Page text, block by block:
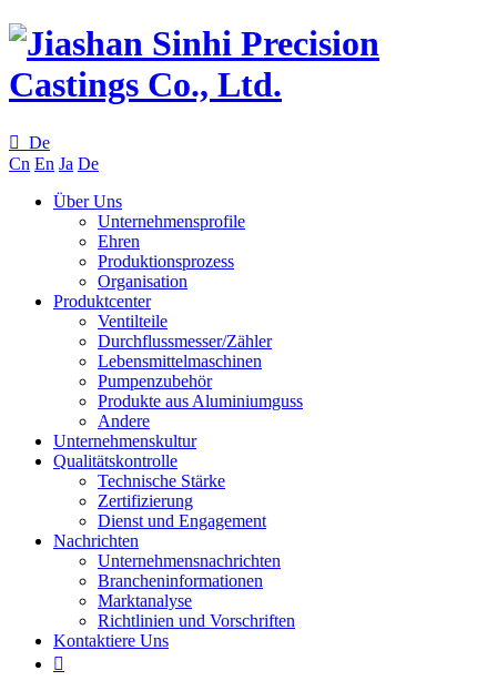
 De
Cn En Ja De
Über Uns
Unternehmensprofile
Ehren
Produktionsprozess
Organisation
Produktcenter
Ventilteile
Durchflussmesser/Zähler
Lebensmittelmaschinen
Pumpenzubehör
Produkte aus Aluminiumguss
Andere
Unternehmenskultur
Qualitätskontrolle
Technische Stärke
Zertifizierung
Dienst und Engagement
Nachrichten
Unternehmensnachrichten
Brancheninformationen
Marktanalyse
Richtlinien und Vorschriften
Kontaktiere Uns
